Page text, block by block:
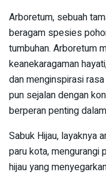
Arboretum, sebuah
beragam spesies
tumbuhan. Arboretum
keanekaragaman
dan menginspirasi
pun sejalan dengan
berperan penting
Sabuk Hijau, layaknya
paru kota, mengurangi
hijau yang